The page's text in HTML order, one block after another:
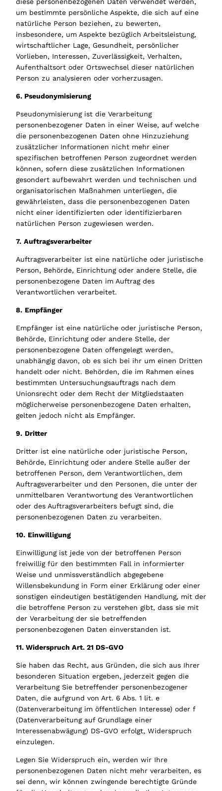
um bestimmte persönliche Aspekte, die sich auf eine
natürliche Person beziehen, zu bewerten,
insbesondere, um Aspekte bezüglich Arbeitsleistung,
wirtschaftlicher Lage, Gesundheit, persönlicher
Vorlieben, Interessen, Zuverlässigkeit, Verhalten,
Aufenthaltsort oder Ortswechsel dieser natürlichen
Person zu analysieren oder vorherzusagen.
6. Pseudonymisierung
Pseudonymisierung ist die Verarbeitung
personenbezogener Daten in einer Weise, auf welche
die personenbezogenen Daten ohne Hinzuziehung
zusätzlicher Informationen nicht mehr einer
spezifischen betroffenen Person zugeordnet werden
können, sofern diese zusätzlichen Informationen
gesondert aufbewahrt werden und technischen und
organisatorischen Maßnahmen unterliegen, die
gewährleisten, dass die personenbezogenen Daten
nicht einer identifizierten oder identifizierbaren
natürlichen Person zugewiesen werden.
7. Auftragsverarbeiter
Auftragsverarbeiter ist eine natürliche oder juristische
Person, Behörde, Einrichtung oder andere Stelle, die
personenbezogene Daten im Auftrag des
Verantwortlichen verarbeitet.
8. Empfänger
Empfänger ist eine natürliche oder juristische Person,
Behörde, Einrichtung oder andere Stelle, der
personenbezogene Daten offengelegt werden,
unabhängig davon, ob es sich bei ihr um einen Dritten
handelt oder nicht. Behörden, die im Rahmen eines
bestimmten Untersuchungsauftrags nach dem
Unionsrecht oder dem Recht der Mitgliedstaaten
möglicherweise personenbezogene Daten erhalten,
gelten jedoch nicht als Empfänger.
9. Dritter
Dritter ist eine natürliche oder juristische Person,
Behörde, Einrichtung oder andere Stelle außer der
betroffenen Person, dem Verantwortlichen, dem
Auftragsverarbeiter und den Personen, die unter der
unmittelbaren Verantwortung des Verantwortlichen
oder des Auftragsverarbeiters befugt sind, die
personenbezogenen Daten zu verarbeiten.
10. Einwilligung
Einwilligung ist jede von der betroffenen Person
freiwillig für den bestimmten Fall in informierter
Weise und unmissverständlich abgegebene
Willensbekundung in Form einer Erklärung oder einer
sonstigen eindeutigen bestätigenden Handlung, mit der
die betroffene Person zu verstehen gibt, dass sie mit
der Verarbeitung der sie betreffenden
personenbezogenen Daten einverstanden ist.
11. Widerspruch Art. 21 DS-GVO
Sie haben das Recht, aus Gründen, die sich aus Ihrer
besonderen Situation ergeben, jederzeit gegen die
Verarbeitung Sie betreffender personenbezogener
Daten, die aufgrund von Art. 6 Abs. 1 lit. e
(Datenverarbeitung im öffentlichen Interesse) oder f
(Datenverarbeitung auf Grundlage einer
Interessenabwägung) DS-GVO erfolgt, Widerspruch
einzulegen.
Legen Sie Widerspruch ein, werden wir Ihre
personenbezogenen Daten nicht mehr verarbeiten, es
sei denn, wir können zwingende berechtigte Gründe